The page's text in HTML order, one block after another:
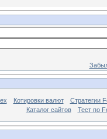
Котировки валют
Стратегии
Каталог сайтов
Тест по